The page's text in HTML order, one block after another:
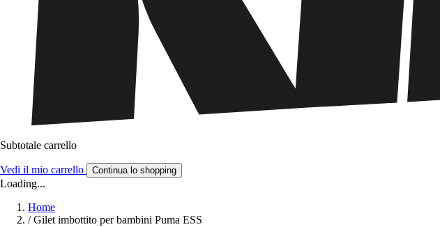
Subtotale carrello
Vedi il mio carrello Continua lo shopping
Loading...
Home
/ Gilet imbottito per bambini Puma ESS